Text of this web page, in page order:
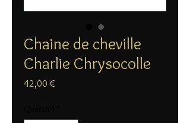
Chaine de cheville
Charlie Chrysocolle
42,00 €